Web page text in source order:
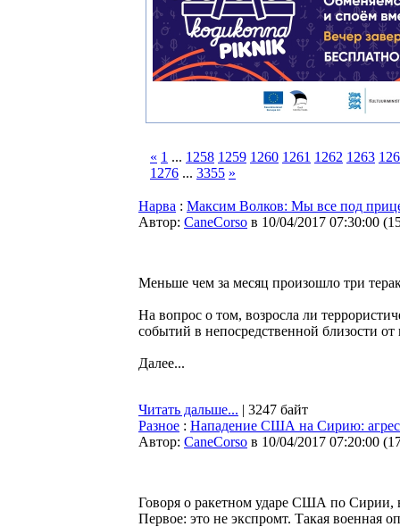
« 1 ... 1258 1259 1260 1261 1262 1263
1276 ... 3355 »
Нарва : Максим Волков: Мы все под
Автор: CaneCorso в 10/04/2017 07:30:00 (
Меньше чем за месяц произошло три
На вопрос о том, возросла ли
событий в непосредственной близости
Далее...
Читать дальше... | 3247 байт
Разное : Нападение США на Сирию:
Автор: CaneCorso в 10/04/2017 07:20:00 (
Говоря о ракетном ударе США по Сирии,
Первое: это не экспромт. Такая военная